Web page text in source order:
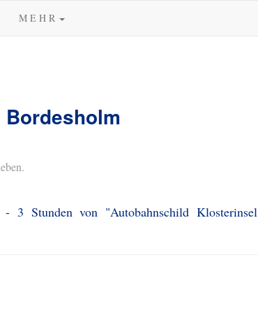
M E H R
3 Stunden von "Autobahnschild Klosterinsel